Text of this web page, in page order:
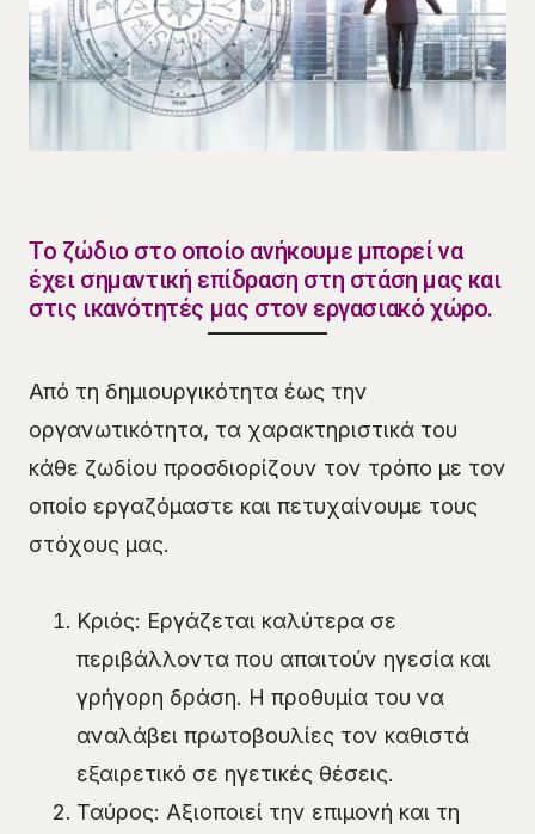
Το ζώδιο στο οποίο ανήκουμε μπορεί να
έχει σημαντική επίδραση στη στάση μας και
στις ικανότητές μας στον εργασιακό χώρο.
Από τη δημιουργικότητα έως την
οργανωτικότητα, τα χαρακτηριστικά του
κάθε ζωδίου προσδιορίζουν τον τρόπο με τον
οποίο εργαζόμαστε και πετυχαίνουμε τους
στόχους μας.
Κριός: Εργάζεται καλύτερα σε
περιβάλλοντα που απαιτούν ηγεσία και
γρήγορη δράση. Η προθυμία του να
αναλάβει πρωτοβουλίες τον καθιστά
εξαιρετικό σε ηγετικές θέσεις.
Ταύρος: Αξιοποιεί την επιμονή και τη